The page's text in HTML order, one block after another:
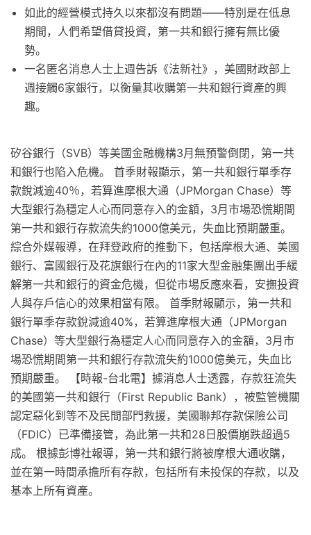
如此的經營模式持久以來都沒有問題——特別是在低息
期間，人們希望借貸投資，第一共和銀行擁有無比優
勢。
一名匿名消息人士上週告訴《法新社》，美國財政部上
週接觸6家銀行，以衡量其收購第一共和銀行資產的興
趣。
矽谷銀行（SVB）等美國金融機構3月無預警倒閉，第一共
和銀行也陷入危機。 首季財報顯示，第一共和銀行單季存
款銳減逾40％，若算進摩根大通（JPMorgan Chase）等
大型銀行為穩定人心而同意存入的金額，3月市場恐慌期間
第一共和銀行存款流失約1000億美元，失血比預期嚴重。
綜合外媒報導，在拜登政府的推動下，包括摩根大通、美國
銀行、富國銀行及花旗銀行在內的11家大型金融集團出手緩
解第一共和銀行的資金危機，但從市場反應來看，安撫投資
人與存戶信心的效果相當有限。 首季財報顯示，第一共和
銀行單季存款銳減逾40%，若算進摩根大通（JPMorgan
Chase）等大型銀行為穩定人心而同意存入的金額，3月市
場恐慌期間第一共和銀行存款流失約1000億美元，失血比
預期嚴重。 【時報-台北電】據消息人士透露，存款狂流失
的美國第一共和銀行（First Republic Bank），被監管機關
認定惡化到等不及民間部門救援，美國聯邦存款保險公司
（FDIC）已準備接管，為此第一共和28日股價崩跌超過5
成。 根據彭博社報導，第一共和銀行將被摩根大通收購，
並在第一時間承擔所有存款，包括所有未投保的存款，以及
基本上所有資產。